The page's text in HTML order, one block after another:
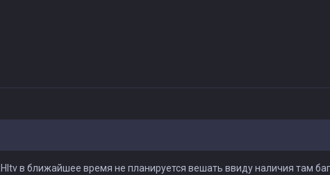
Hltv в ближайшее время не планируется вешать ввиду наличия там